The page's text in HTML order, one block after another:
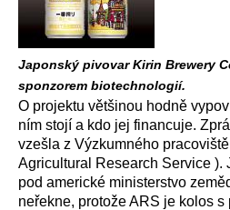
Japonský pivovar Kirin Brewery
sponzorem biotechnologií.
O projektu většinou hodně
ním stojí a kdo jej financuje.
vzešla z Výzkumného
Agricultural Research Service ).
pod americké ministerstvo
neřekne, protože ARS je kolos